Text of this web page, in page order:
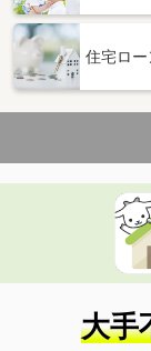
住宅ロー
大手